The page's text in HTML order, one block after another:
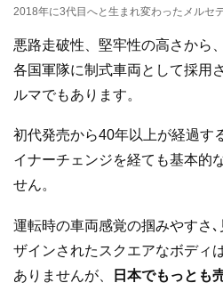
2018年に3代目へと生まれ変わったメルセ
悪路走破性、堅牢性の高さから
各国軍隊に制式車両として採用
ルマでもあります。
初代発売から40年以上が経過す
イナーチェンジを経ても基本的
せん。
運転時の車両感覚の掴みやすさ
ザインされたスクエアなボディ
ありませんが、
日本でもっとも